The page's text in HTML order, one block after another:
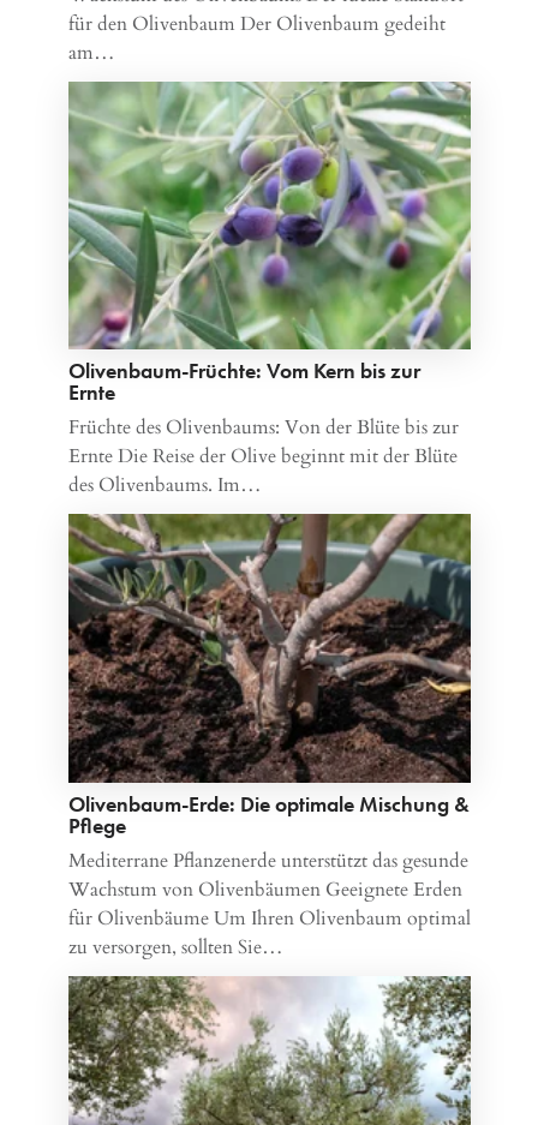
für den Olivenbaum Der Olivenbaum gedeiht
am…
Olivenbaum-Früchte: Vom Kern bis zur
Ernte
Früchte des Olivenbaums: Von der Blüte bis zur
Ernte Die Reise der Olive beginnt mit der Blüte
des Olivenbaums. Im…
Olivenbaum-Erde: Die optimale Mischung &
Pflege
Mediterrane Pflanzenerde unterstützt das gesunde
Wachstum von Olivenbäumen Geeignete Erden
für Olivenbäume Um Ihren Olivenbaum optimal
zu versorgen, sollten Sie…